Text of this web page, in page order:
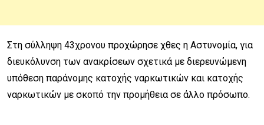
Στη σύλληψη 43χρονου προχώρησε χθες η Αστυνομία, για
διευκόλυνση των ανακρίσεων σχετικά με διερευνώμενη
υπόθεση παράνομης κατοχής ναρκωτικών και κατοχής
ναρκωτικών με σκοπό την προμήθεια σε άλλο πρόσωπο.